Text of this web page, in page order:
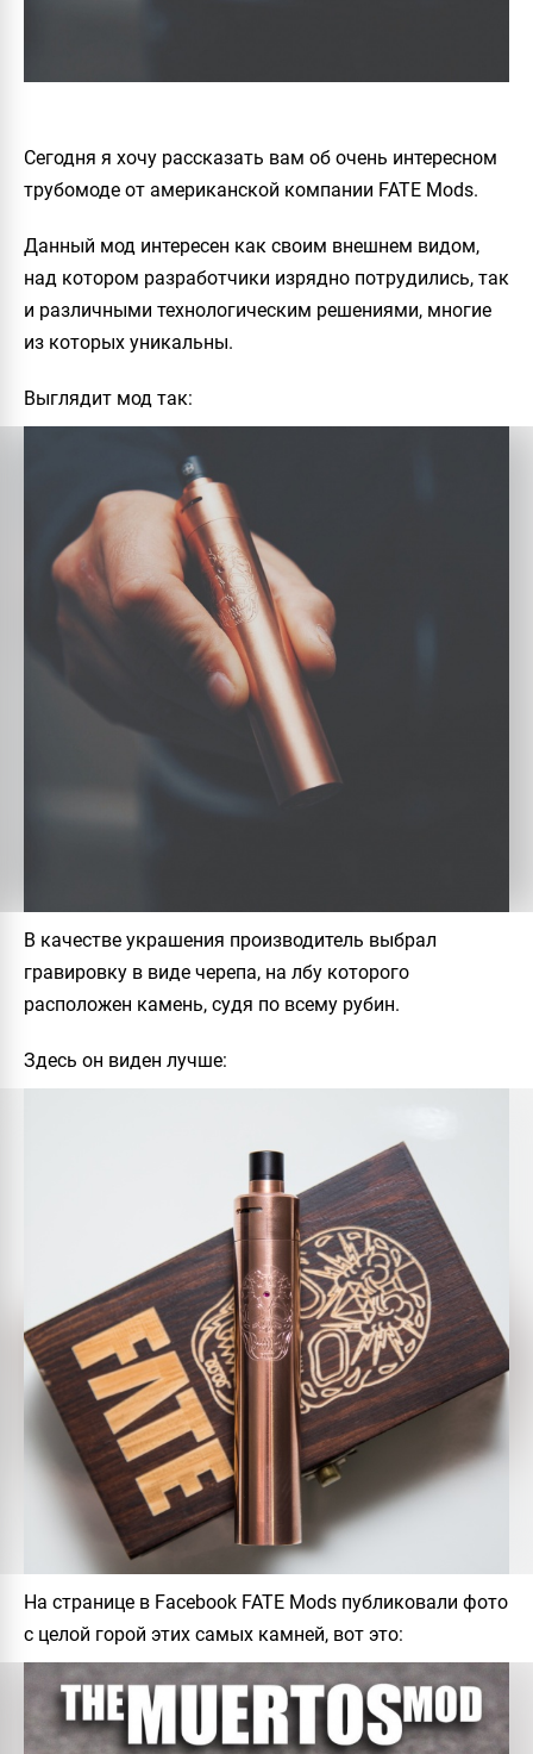
Сегодня я хочу рассказать вам об очень интересном
трубомоде от американской компании FATE Mods.
Данный мод интересен как своим внешнем видом,
над котором разработчики изрядно потрудились, так
и различными технологическим решениями, многие
из которых уникальны.
Выглядит мод так:
В качестве украшения производитель выбрал
гравировку в виде черепа, на лбу которого
расположен камень, судя по всему рубин.
Здесь он виден лучше:
На странице в Facebook FATE Mods публиковали фото
с целой горой этих самых камней, вот это: